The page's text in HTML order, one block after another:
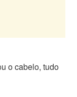
o cabelo, tudo